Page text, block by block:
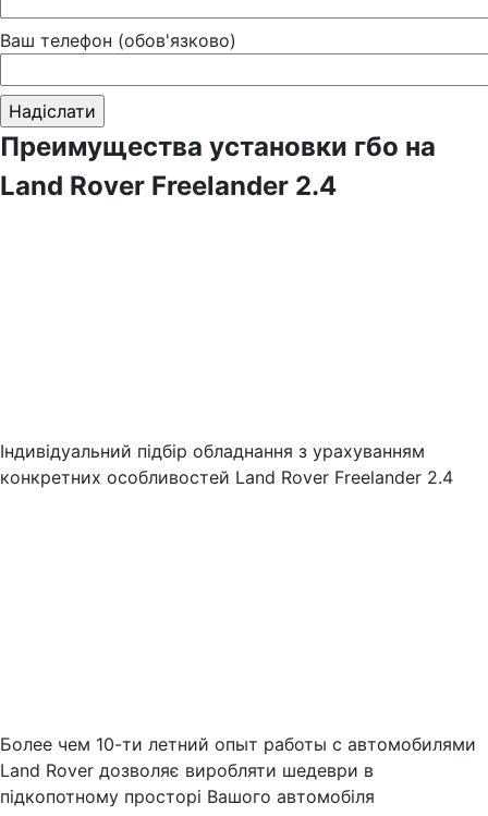
Ваш телефон (обов'язково)
Преимущества установки гбо на
Land Rover Freelander 2.4
Індивідуальний підбір обладнання з урахуванням
конкретних особливостей Land Rover Freelander 2.4
Более чем 10-ти летний опыт работы с автомобилями
Land Rover дозволяє виробляти шедеври в
підкопотному просторі Вашого автомобіля